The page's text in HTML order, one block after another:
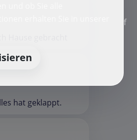
hat geklappt.
und ob Sie alle
erhalten Sie in unserer
f